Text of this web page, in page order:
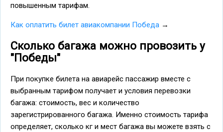
повышенным тарифам.
Как оплатить билет авиакомпании Победа →
Сколько багажа можно провозить у
"Победы"
При покупке билета на авиарейс пассажир вместе с
выбранным тарифом получает и условия перевозки
багажа: стоимость, вес и количество
зарегистрированного багажа. Именно стоимость тарифа
определяет, сколько кг и мест багажа вы можете взять с